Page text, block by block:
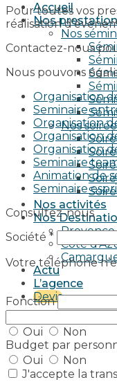
Accueil
Nos
Nos
Nos
Nos activités
Nos
Provence
Côte
Actu
L’agence
Devis
Pour toutes vos
réalisation
Contactez-nous
Nous pouvons
Organisation
Seminaire
Organisation
Organisation
Organisation
Seminaire
Animation de
Seminaire
Consultez-nous
Société *
Votre téléphone
Fonction
Oui
Non
Budget par
Oui
Non
J'accepte la